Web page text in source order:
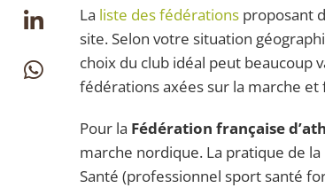
La liste des fédérations proposant
site. Selon votre situation
choix du club idéal peut beaucoup
fédérations axées sur la marche
Pour la Fédération française
marche nordique. La pratique de
Santé (professionnel sport santé